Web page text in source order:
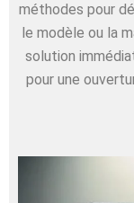
méthodes pour
le modèle ou la
solution
pour une